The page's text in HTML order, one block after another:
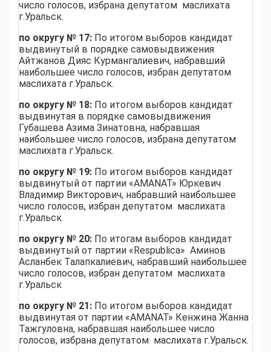
число голосов, избрана депутатом маслихата
г.Уральск.
по округу № 17: По итогом выборов кандидат
выдвинутый в порядке самовыдвижения
Айтжанов Дияс Курмангалиевич, набравший
наибольшее число голосов, избран депутатом
маслихата г.Уральск.
по округу № 18: По итогом выборов кандидат
выдвинутая в порядке самовыдвижения
Губашева Азима Зинатовна, набравшая
наибольшее число голосов, избрана депутатом
маслихата г.Уральск.
по округу № 19: По итогом выборов кандидат
выдвинутый от партии «AMANAT» Юркевич
Владимир Викторович, набравший наибольшее
число голосов, избран депутатом маслихата
г.Уральск.
по округу № 20: По итогам выборов кандидат
выдвинутый от партии «Respublica» Аминов
Асланбек Талапкалиевич, набравший наибольшее
число голосов, избран депутатом маслихата
г.Уральск
по округу № 21: По итогом выборов кандидат
выдвинутая от партии «AMANAT» Кенжина Жанна
Тажгуловна, набравшая наибольшее число
голосов, избрана депутатом маслихата г.Уральск.